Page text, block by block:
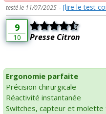
testé le 11/07/2025 - [lire le test
9
10 Presse Citron
Ergonomie parfaite
Précision chirurgicale
Réactivité instantanée
Switches, capteur et